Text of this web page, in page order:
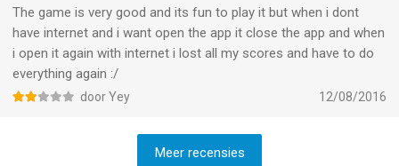
The game is very good and its fun to play it but when i dont
have internet and i want open the app it close the app and when
i open it again with internet i lost all my scores and have to do
everything again :/
door Yey 12/08/2016
Meer recensies